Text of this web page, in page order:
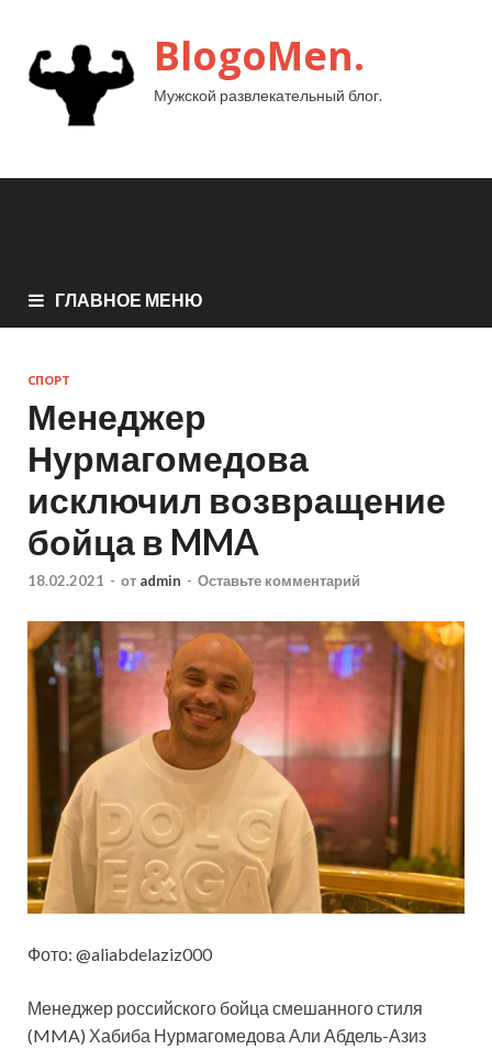
BlogoMen.
Мужской развлекательный блог.
ГЛАВНОЕ МЕНЮ
СПОРТ
Менеджер
Нурмагомедова
исключил возвращение
бойца в MMA
18.02.2021 - от admin - Оставьте комментарий
Фото: @aliabdelaziz000
Менеджер российского бойца смешанного стиля
(MMA) Хабиба Нурмагомедова Али Абдель-Азиз